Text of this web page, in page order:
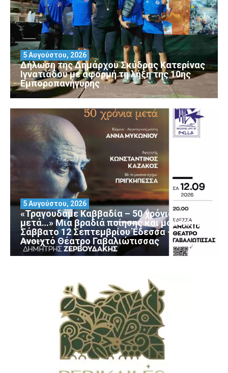
Δήλωση της Δημάρχου Σκύδρας Κατερίνας
Ιγνατιάδου με αφορμή τη λήξη της 10ης
Εμποροπανήγυρης
5 Αυγούστου, 2026
«Τραγουδάμε Καββαδία – 50 χρόνια
μετά…» Μια βραδιά ποίησης και μουσικής
Σάββατο 12 Σεπτεμβρίου Έδεσσα –
Ανοιχτό Θέατρο Γαβαλιώτισσας
5 Αυγούστου, 2026